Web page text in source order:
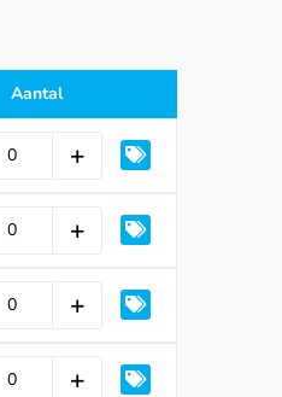
Aantal